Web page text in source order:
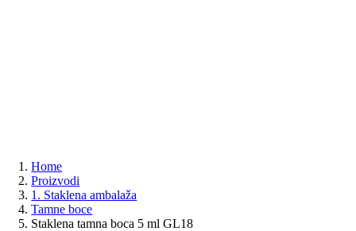
Home
Proizvodi
1. Staklena ambalaža
Tamne boce
Staklena tamna boca 5 ml GL18